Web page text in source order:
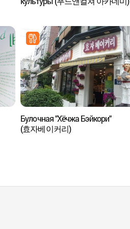
Булочная "Хёчжа Бэйкори"
(효자베이커리)